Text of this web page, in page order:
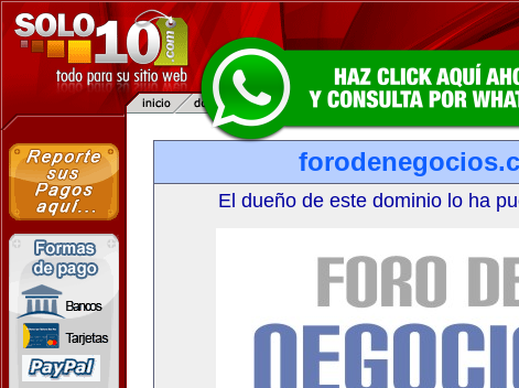
El dueño de este dominio lo ha